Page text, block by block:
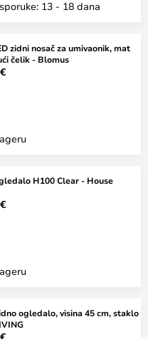
13 - 18 dana
zidni nosač za umivaonik, mat
čelik - Blomus
H100 Clear - House
ogledalo, visina 45 cm, staklo